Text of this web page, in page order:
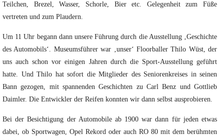
Teilchen, Brezel, Wasser, Schorle, Bier etc. Gelegenheit zum Füße
vertreten und zum Plaudern.
Um 11 Uhr begann dann unsere Führung durch die Ausstellung ‚Geschichte
des Automobils‘. Museumsführer war ‚unser‘ Floorballer Thilo Wüst, der
uns auch schon vor einigen Jahren durch die Sport-Ausstellung geführt
hatte. Und Thilo hat sofort die Mitglieder des Seniorenkreises in seinen
Bann gezogen, mit spannenden Geschichten zu Carl Benz und Gottlieb
Daimler. Die Entwickler der Reifen konnten wir dann selbst ausprobieren.
Bei der Besichtigung der Automobile ab 1900 war dann für jeden etwas
dabei, ob Sportwagen, Opel Rekord oder auch RO 80 mit dem berühmten